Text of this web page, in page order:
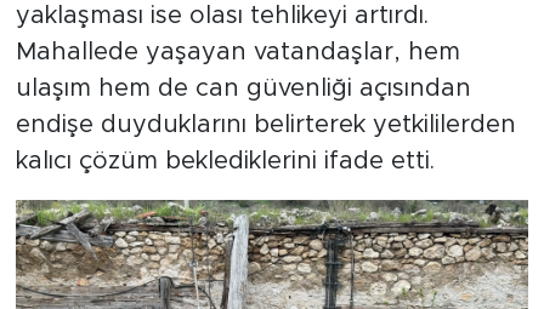
yaklaşması ise olası tehlikeyi artırdı.
Mahallede yaşayan vatandaşlar, hem
ulaşım hem de can güvenliği açısından
endişe duyduklarını belirterek yetkililerden
kalıcı çözüm beklediklerini ifade etti.